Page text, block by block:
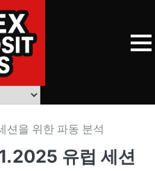
션을 위한 파동 분석
유럽 세션